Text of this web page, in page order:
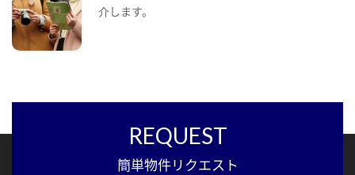
介します。
REQUEST
簡単物件リクエスト